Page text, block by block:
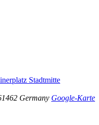
Stadtmitte
Germany Google-Karte